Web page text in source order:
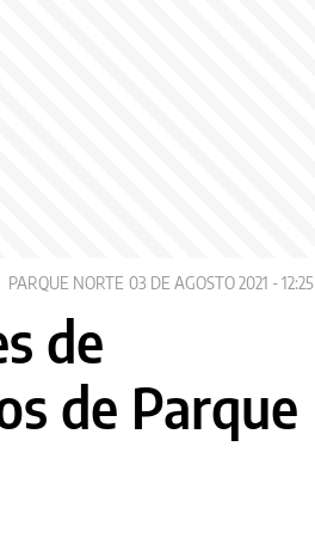
PARQUE NORTE 03 DE AGOSTO 2021 - 12:25
de
de Parque